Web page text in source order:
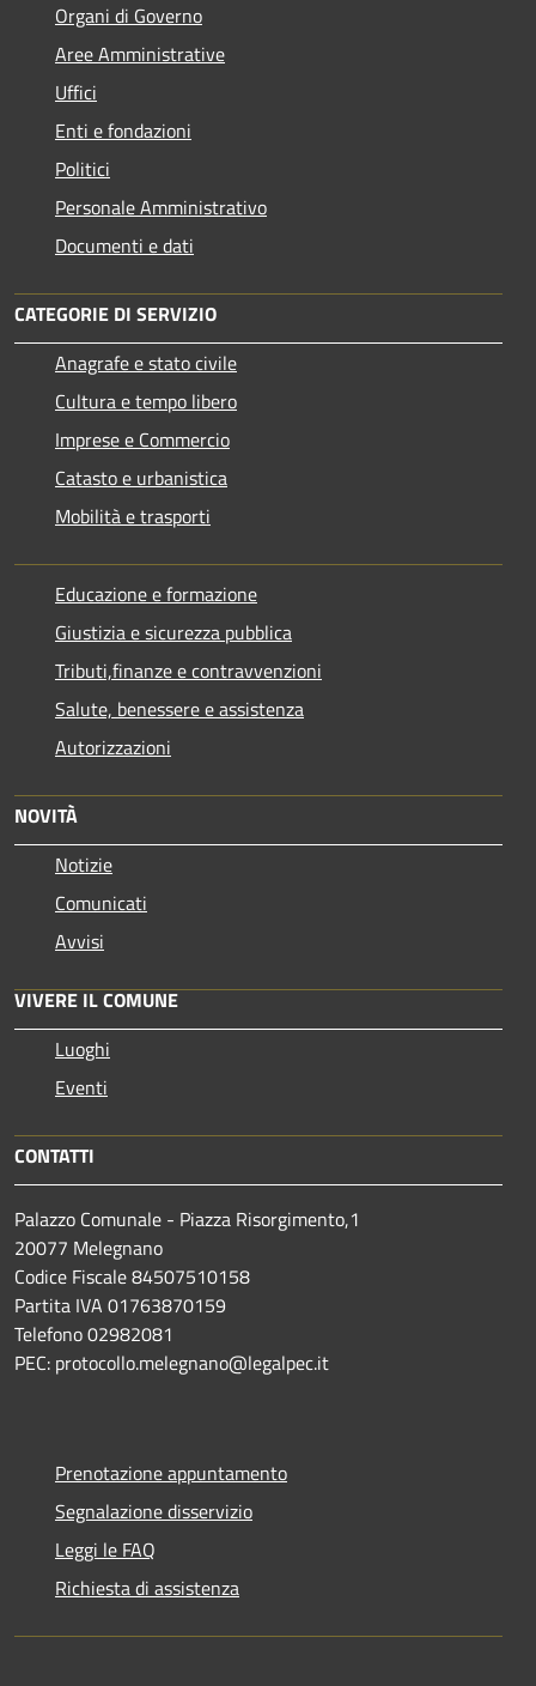
Organi di Governo
Aree Amministrative
Uffici
Enti e fondazioni
Politici
Personale Amministrativo
Documenti e dati
CATEGORIE DI SERVIZIO
Anagrafe e stato civile
Cultura e tempo libero
Imprese e Commercio
Catasto e urbanistica
Mobilità e trasporti
Educazione e formazione
Giustizia e sicurezza pubblica
Tributi,finanze e contravvenzioni
Salute, benessere e assistenza
Autorizzazioni
NOVITÀ
Notizie
Comunicati
Avvisi
VIVERE IL COMUNE
Luoghi
Eventi
CONTATTI
Palazzo Comunale - Piazza Risorgimento,1
20077 Melegnano
Codice Fiscale 84507510158
Partita IVA 01763870159
Telefono 02982081
PEC: protocollo.melegnano@legalpec.it
Prenotazione appuntamento
Segnalazione disservizio
Leggi le FAQ
Richiesta di assistenza